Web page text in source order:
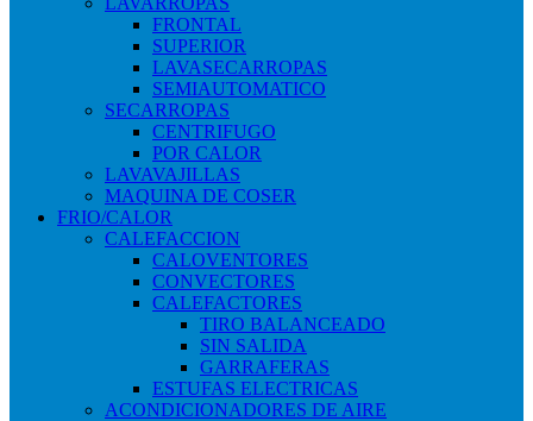
FRONTAL
SUPERIOR
LAVASECARROPAS
SEMIAUTOMATICO
SECARROPAS
CENTRIFUGO
POR CALOR
LAVAVAJILLAS
MAQUINA DE COSER
FRIO/CALOR
CALEFACCION
CALOVENTORES
CONVECTORES
CALEFACTORES
TIRO BALANCEADO
SIN SALIDA
GARRAFERAS
ESTUFAS ELECTRICAS
ACONDICIONADORES DE AIRE